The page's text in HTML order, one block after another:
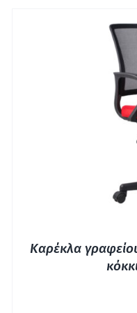
Καρέκλα